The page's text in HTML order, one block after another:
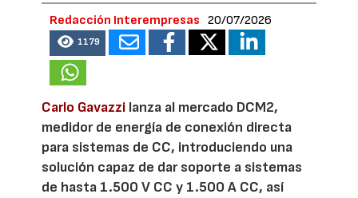
Redacción Interempresas 20/07/2026
1179
Carlo Gavazzi lanza al mercado DCM2,
medidor de energía de conexión directa
para sistemas de CC, introduciendo una
solución capaz de dar soporte a sistemas
de hasta 1.500 V CC y 1.500 A CC, así